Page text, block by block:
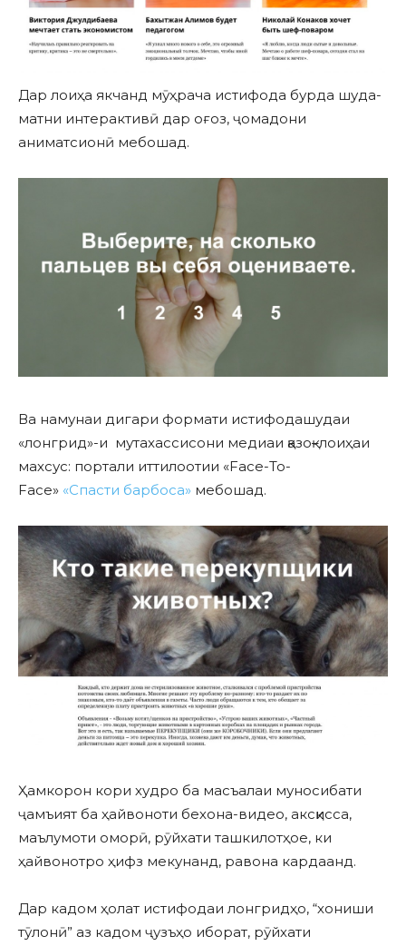
Дар лоиҳа якчанд мӯҳрача истифода бурда шуда-
матни интерактивӣ дар оғоз, ҷомадони
аниматсионӣ мебошад.
Ва намунаи дигари формати истифодашудаи
«лонгрид»-и мутахассисони медиаи қазоқ–лоиҳаи
махсус: портали иттилоотии «Face-To-
Face» «Спасти барбоса» мебошад.
Ҳамкорон кори худро ба масъалаи муносибати
ҷамъият ба ҳайвоноти бехона-видео, аксқисса,
маълумоти оморӣ, рӯйхати ташкилотҳое, ки
ҳайвонотро ҳифз мекунанд, равона кардаанд.
Дар кадом ҳолат истифодаи лонгридҳо, “хониши
тӯлонӣ” аз кадом ҷузъҳо иборат, рӯйхати